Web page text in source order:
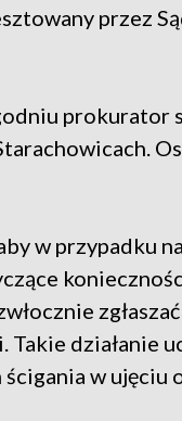
przez
prokurator
w przypadku
działanie
w ujęciu